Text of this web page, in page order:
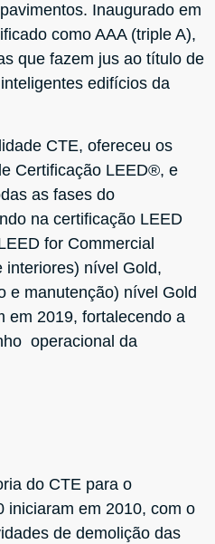
Inaugurado em
como AAA (triple A),
que fazem jus ao título de
edifícios da
CTE, ofereceu os
Certificação LEED®, e
as fases do
na certificação LEED
for Commercial
interiores) nível Gold,
e manutenção) nível Gold
em 2019, fortalecendo a
operacional da
do CTE para o
iniciaram em 2010, com o
de demolição das